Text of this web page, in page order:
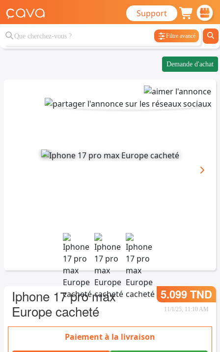
Support
Filtre avancé
Demande d'achat
Iphone 17 pro max
Europe cacheté
5.099 TND
11/1/25, 11:10 AM
Paiement à la livraison